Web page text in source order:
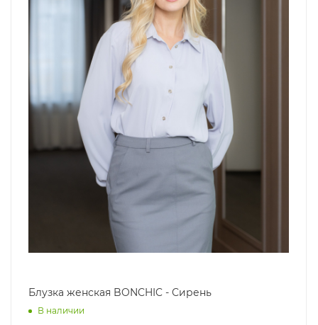
Блузка женская BONCHIC - Сирень
В наличии